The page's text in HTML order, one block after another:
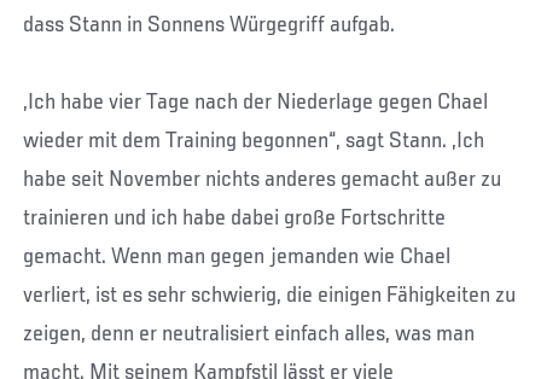
dass Stann in Sonnens Würgegriff aufgab.
„Ich habe vier Tage nach der Niederlage gegen Chael
wieder mit dem Training begonnen“, sagt Stann. „Ich
habe seit November nichts anderes gemacht außer zu
trainieren und ich habe dabei große Fortschritte
gemacht. Wenn man gegen jemanden wie Chael
verliert, ist es sehr schwierig, die einigen Fähigkeiten zu
zeigen, denn er neutralisiert einfach alles, was man
macht. Mit seinem Kampfstil lässt er viele